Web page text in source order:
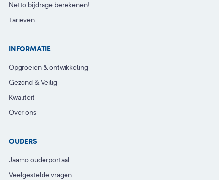
Netto bijdrage berekenen!
Tarieven
INFORMATIE
Opgroeien & ontwikkeling
Gezond & Veilig
Kwaliteit
Over ons
OUDERS
Jaamo ouderportaal
Veelgestelde vragen